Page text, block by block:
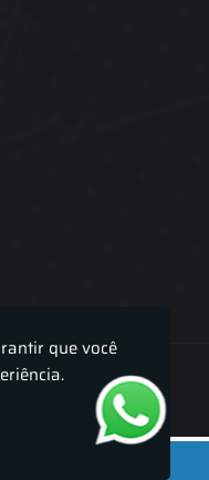
e persianas
que você